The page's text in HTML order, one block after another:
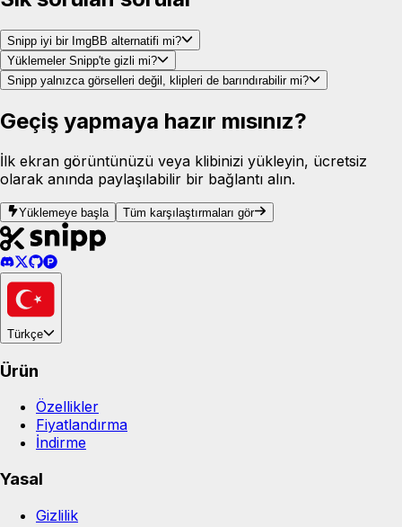
Snipp iyi bir ImgBB alternatifi mi?
Yüklemeler Snipp'te gizli mi?
Snipp yalnızca görselleri değil, klipleri de barındırabilir mi?
Geçiş yapmaya hazır mısınız?
İlk ekran görüntünüzü veya klibinizi yükleyin, ücretsiz
olarak anında paylaşılabilir bir bağlantı alın.
Yüklemeye başla Tüm karşılaştırmaları gör
Türkçe
Ürün
Özellikler
Fiyatlandırma
İndirme
Yasal
Gizlilik